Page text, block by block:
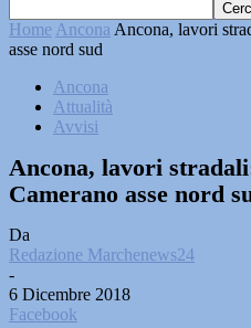
Home Ancona Ancona, lavori
asse nord sud
Ancona
Attualità
Avvisi
Ancona, lavori
Camerano asse nord
Da
Redazione Marchenews24
-
6 Dicembre 2018
Facebook